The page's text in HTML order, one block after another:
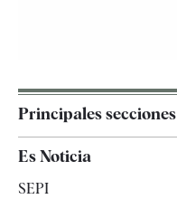
Principales secciones
España
Es Noticia
SEPI